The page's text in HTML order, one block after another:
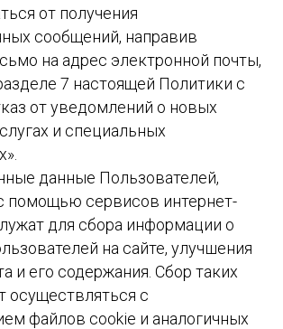
от получения
сообщений, направив
на адрес электронной почты,
7 настоящей Политики с
от уведомлений о новых
и специальных
данные Пользователей,
помощью сервисов интернет-
для сбора информации о
на сайте, улучшения
и его содержания. Сбор таких
осуществляться с
файлов cookie и аналогичных